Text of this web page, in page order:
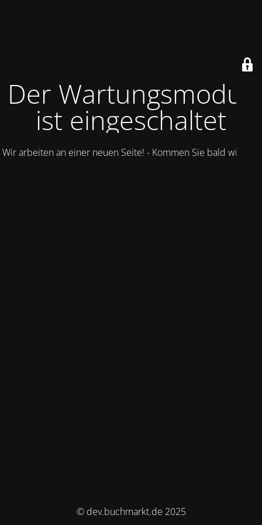
Der Wartungsmodus
ist eingeschaltet
Wir arbeiten an einer neuen Seite! - Kommen Sie bald wieder.
© dev.buchmarkt.de 2025